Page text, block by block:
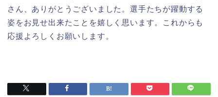
さん、ありがとうございました。選手たちが躍動する
姿をお見せ出来たことを嬉しく思います。これからも
応援よろしくお願いします。